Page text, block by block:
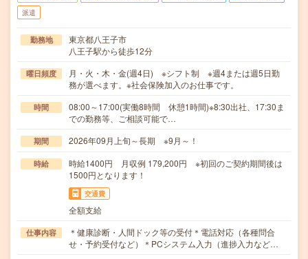
派遣
勤務地
東京都八王子市
八王子駅から徒歩12分
曜日頻度
月・火・木・金(週4日) ※シフト制 ※週4または週5日勤
務が選べます。※社会保険加入のお仕事です。
時間
08:00～17:00(実働8時間 休憩1時間)※8:30出社、17:30ま
での勤務等、ご相談可能で…
期間 2026年09月上旬～長期 ※9月～！
時給
時給1400円 月収例 179,200円 ※初回のご契約期間後は
1500円となります！
交通費
全額支給
仕事内容
＊健康診断・人間ドック等の受付＊電話対応（各種問合
せ・予約受付など）＊PCシステム入力（進捗入力など…